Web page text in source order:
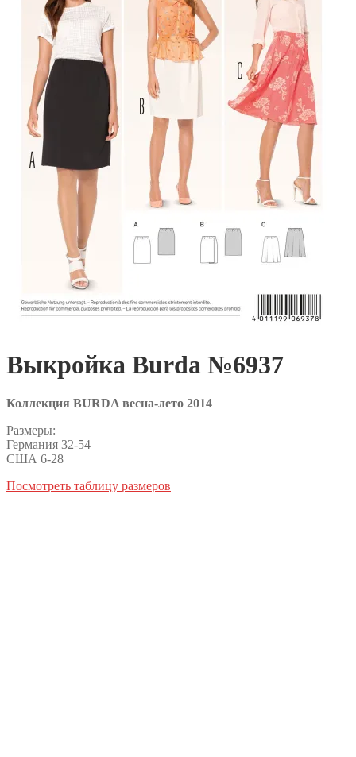
Выкройка Burda №6937
Коллекция BURDA весна-лето 2014
Размеры:
Германия 32-54
США 6-28
Посмотреть таблицу размеров